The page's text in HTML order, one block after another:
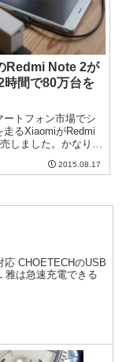
Redmi Note 2が
時間で80万台を
ートフォン市場でシ
走るXiaomiがRedmi
しました。かなり高
発売後12時間でなん
プロセ...
2015.08.17
応 CHOETECHのUSB
雅は急速充電できる